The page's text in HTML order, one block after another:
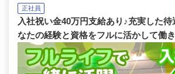
正社員
入社祝い金40万円支給あり♪充実した
なたの経験と資格をフルに活かして働